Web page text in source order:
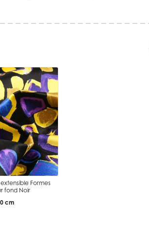
Formes
fond Noir
cm